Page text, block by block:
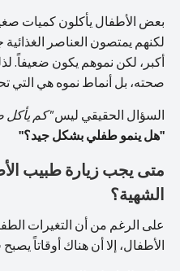
بعض الأطفال يأكلون كميات
لكنهم يمتصون العناصر
أكبر، لكن نموهم يكون ضعيفاً.
صحته، بل أنماط نموه هي التي
السؤال الحقيقي ليس"كم يأكل
"هل ينمو طفلي بشكل جيد؟"
متى يجب زيارة طبيب
الشهية؟
على الرغم من أن التغيرات
الأطفال، إلا أن هناك أوقاتاً